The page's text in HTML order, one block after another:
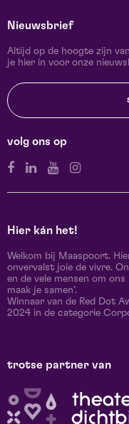
Nieuwsbrief
Altijd op de hoogte zijn
je hier in voor onze
volg ons op
Hier kán het!
Welkom bij Maaspoort.
onvervalst joie de vivre.
en de vele mensen om
maak je samen’.
Winnaar van de Red Dot
2024 in de categorie
trotse partner van